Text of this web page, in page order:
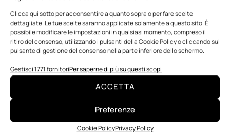
Clicca qui sotto per acconsentire a quanto sopra o per fare scelte
dettagliate. Le tue scelte saranno applicate solamente a questo sito. È
possibile modificare le impostazioni in qualsiasi momento, compreso il
ritiro del consenso, utilizzando i pulsanti della Cookie Policy o cliccando sul
pulsante di gestione del consenso nella parte inferiore dello schermo.
Gestisci 1771 fornitoriPer saperne di più su questi scopi
ACCETTA
Preferenze
Cookie PolicyPrivacy Policy